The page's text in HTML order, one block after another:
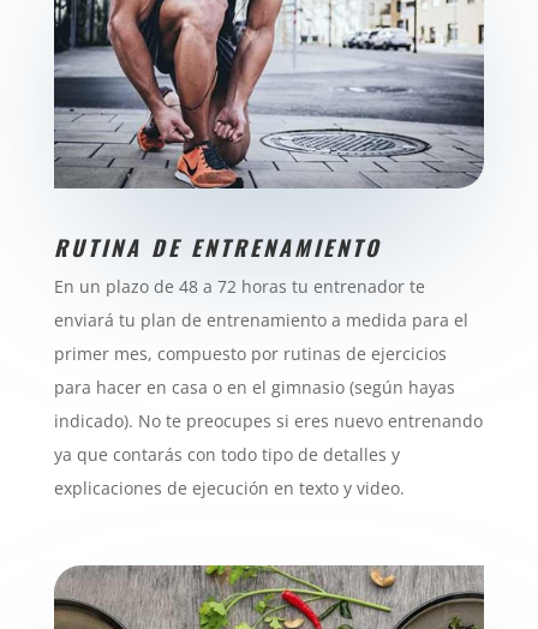
RUTINA DE ENTRENAMIENTO
En un plazo de 48 a 72 horas tu entrenador te
enviará tu plan de entrenamiento a medida para el
primer mes, compuesto por rutinas de ejercicios
para hacer en casa o en el gimnasio (según hayas
indicado). No te preocupes si eres nuevo entrenando
ya que contarás con todo tipo de detalles y
explicaciones de ejecución en texto y video.